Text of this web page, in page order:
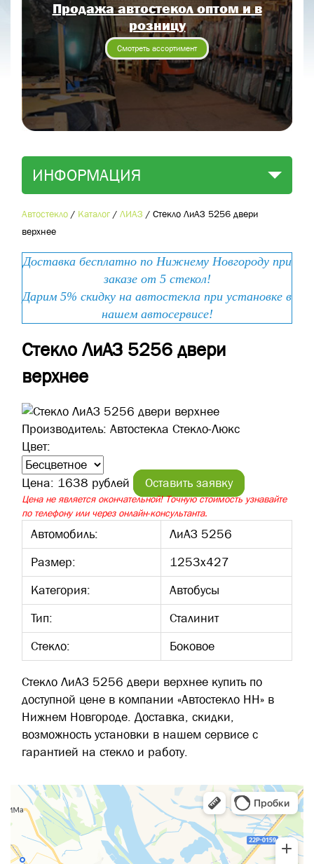
Продажа автостекол оптом и в
розницу
Смотреть ассортимент
ИНФОРМАЦИЯ
Автостекло / Каталог / ЛИАЗ / Стекло ЛиАЗ 5256 двери
верхнее
Доставка бесплатно по Нижнему Новгороду при
заказе от 5 стекол!
Дарим 5% скидку на автостекла при установке в
нашем автосервисе!
Стекло ЛиАЗ 5256 двери
верхнее
Производитель: Автостекла Стекло-Люкс
Цвет:
Цена: 1638 рублей Оставить заявку
Цена не является окончательной! Точную стоимость узнавайте
по телефону или через онлайн-консультанта.
Автомобиль:
ЛиАЗ 5256
Размер:
1253х427
Категория:
Автобусы
Тип:
Сталинит
Стекло:
Боковое
Стекло ЛиАЗ 5256 двери верхнее купить по
доступной цене в компании «Автостекло НН» в
Нижнем Новгороде. Доставка, скидки,
возможность установки в нашем сервисе с
гарантией на стекло и работу.
Отправить
Отправить заявку